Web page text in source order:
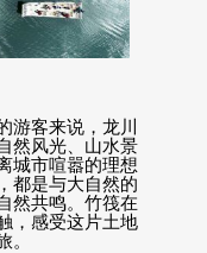
游客来说，龙川
然风光、山水景
城市喧嚣的理想
都是与大自然的
然共鸣。竹筏在
，感受这片土地
。